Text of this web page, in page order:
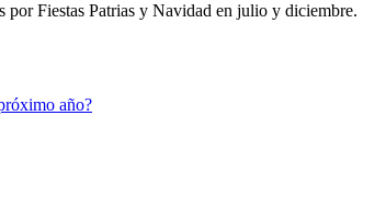
Fiestas Patrias y Navidad en julio y diciembre.